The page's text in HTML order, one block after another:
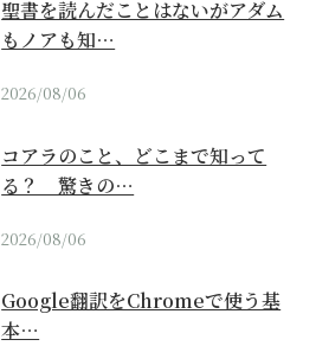
聖書を読んだことはないがアダム
もノアも知…
2026/08/06
コアラのこと、どこまで知って
る？ 驚きの…
2026/08/06
Google翻訳をChromeで使う基
本…